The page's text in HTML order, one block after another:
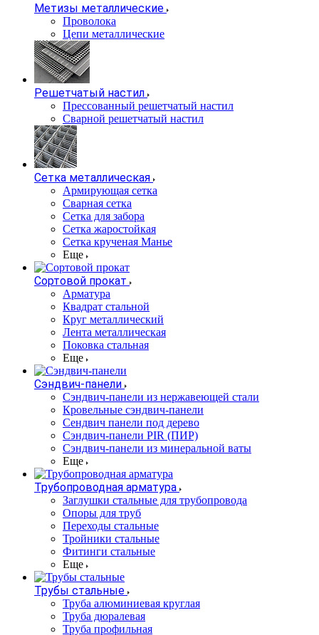
Метизы металлические
Проволока
Цепи металлические
Решетчатый настил
Прессованный решетчатый настил
Сварной решетчатый настил
Сетка металлическая
Армирующая сетка
Сварная сетка
Сетка для забора
Сетка жаростойкая
Сетка крученая Манье
Еще
Сортовой прокат
Арматура
Квадрат стальной
Круг металлический
Лента металлическая
Поковка стальная
Еще
Сэндвич-панели
Cэндвич-панели из нержавеющей стали
Кровельные сэндвич-панели
Сендвич панели под дерево
Сэндвич-панели PIR (ПИР)
Сэндвич-панели из минеральной ваты
Еще
Трубопроводная арматура
Заглушки стальные для трубопровода
Опоры для труб
Переходы стальные
Тройники стальные
Фитинги стальные
Еще
Трубы стальные
Труба алюминиевая круглая
Труба дюралевая
Труба профильная